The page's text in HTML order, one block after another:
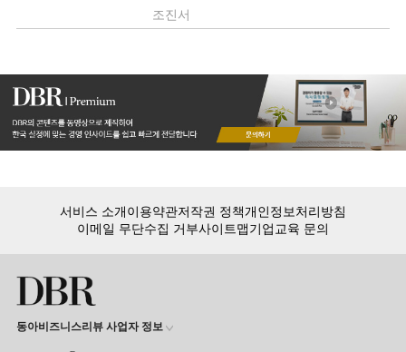
만들어보겠다고 계획을 세웠습니다.
그게 코닥코인입니다.
급등했습니다. 하루만에 3배가
됐습니다. 최소한 시장에서 이
코닥코인이라는 비즈니스모델을
호의적으로 봐주고 있는 것만은 부인할
조진서
서비스 소개이용약관저작권 정책개인정보처리방침
이메일 무단수집 거부사이트맵기업교육 문의
동아비즈니스리뷰 사업자 정보